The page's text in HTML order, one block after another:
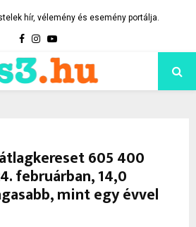
hír, vélemény és esemény portálja.
Facebook
Instagram
Youtube
605 400
februárban, 14,0
mint egy évvel